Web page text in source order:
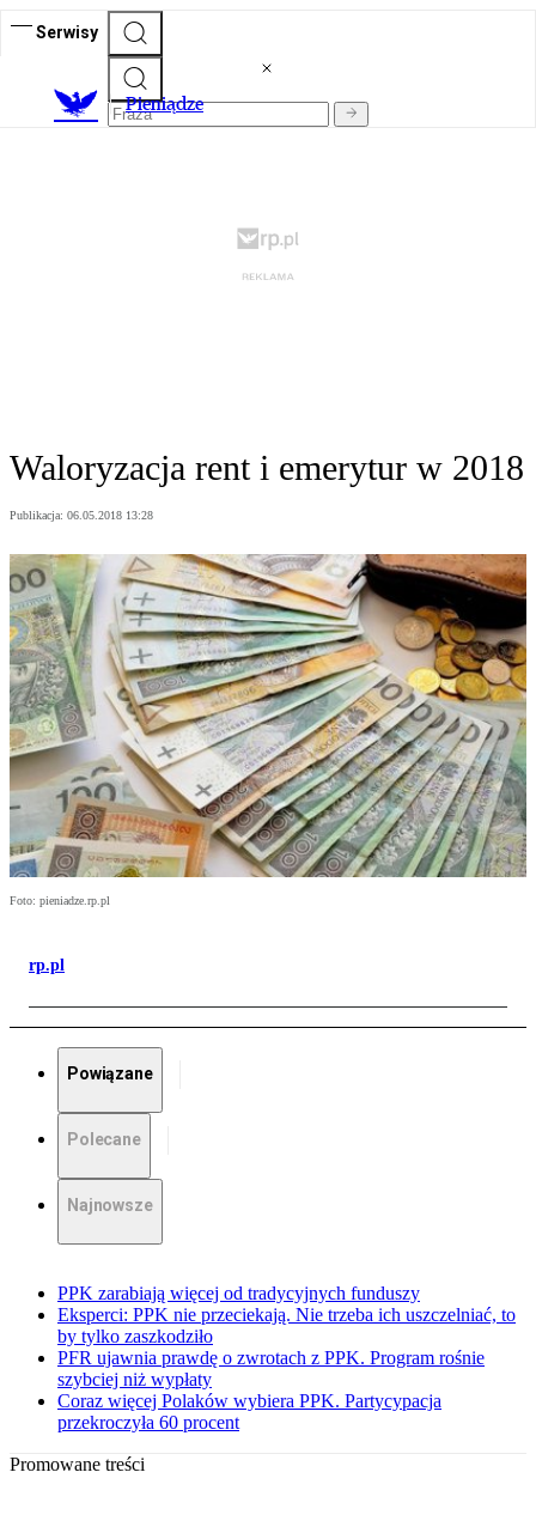
Serwisy
Pieniądze
Waloryzacja rent i emerytur w 2018
Publikacja: 06.05.2018 13:28
Foto: pieniadze.rp.pl
rp.pl
Powiązane
Polecane
Najnowsze
PPK zarabiają więcej od tradycyjnych funduszy
Eksperci: PPK nie przeciekają. Nie trzeba ich uszczelniać, to
by tylko zaszkodziło
PFR ujawnia prawdę o zwrotach z PPK. Program rośnie
szybciej niż wypłaty
Coraz więcej Polaków wybiera PPK. Partycypacja
przekroczyła 60 procent
Promowane treści